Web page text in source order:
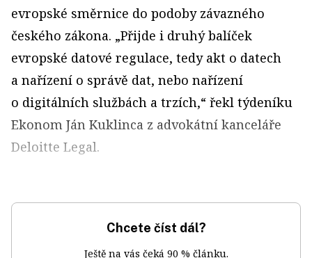
evropské směrnice do podoby závazného
českého zákona. „Přijde i druhý balíček
evropské datové regulace, tedy akt o datech
a nařízení o správě dat, nebo nařízení
o digitálních službách a trzích,“ řekl týdeníku
Ekonom Ján Kuklinca z advokátní kanceláře
Deloitte Legal.
Chcete číst dál?
Ještě na vás čeká 90 % článku.